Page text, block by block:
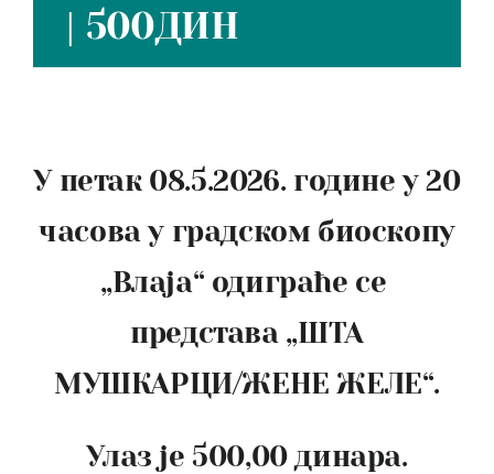
| 500ДИН
У петак 08.5.2026. године у 20
часова у градском биоскопу
„Влаја“ одиграће се
представа „ШТА
МУШКАРЦИ/ЖЕНЕ ЖЕЛЕ“.
Улаз је 500,00 динара.